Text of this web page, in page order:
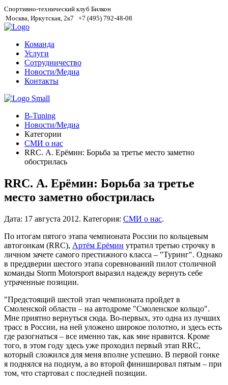
Спортивно-технический клуб Билкон
Москва, Иркутская, 2к7
+7 (495) 792-48-08
Команда
Услуги
Сотрудничество
Новости/Медиа
Контакты
B-Tuning
Новости/Медиа
Категории
СМИ о нас
RRC. А. Ерёмин: Борьба за третье место заметно
обострилась
RRC. А. Ерёмин: Борьба за третье
место заметно обострилась
Дата: 17 августа 2012. Категория: СМИ о нас.
По итогам пятого этапа чемпионата России по кольцевым
автогонкам (RRC), Артём Ерёмин утратил третью строчку в
личном зачете самого престижного класса – "Туринг". Однако
в преддверии шестого этапа соревнований пилот столичной
команды Storm Motorsport выразил надежду вернуть себе
утраченные позиции.
"Предстоящий шестой этап чемпионата пройдет в
Смоленской области – на автодроме "Смоленское кольцо".
Мне приятно вернуться сюда. Во-первых, это одна из лучших
трасс в России, на ней уложено широкое полотно, и здесь есть
где разогнаться – все именно так, как мне нравится. Кроме
того, в этом году здесь уже проходил первый этап RRC,
который сложился для меня вполне успешно. В первой гонке
я поднялся на подиум, а во второй финишировал пятым – при
том, что стартовал с последней позиции.